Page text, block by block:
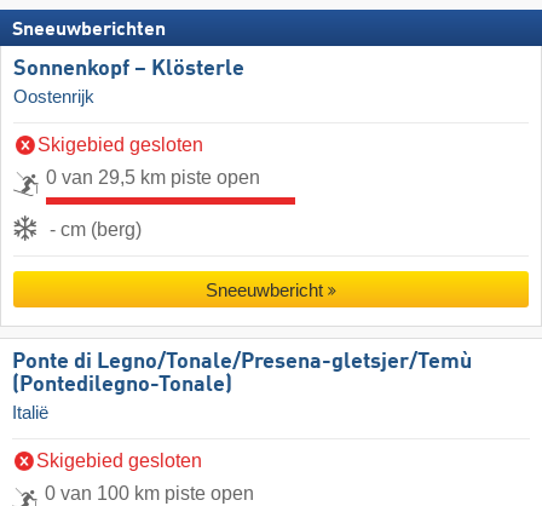
Sneeuwberichten
Sonnenkopf – Klösterle
Oostenrijk
Skigebied gesloten
0 van 29,5 km piste open
- cm (berg)
Sneeuwbericht
Ponte di Legno/​​Tonale/​​Presena-gletsjer/​​Temù
(Pontedilegno-Tonale)
Italië
Skigebied gesloten
0 van 100 km piste open